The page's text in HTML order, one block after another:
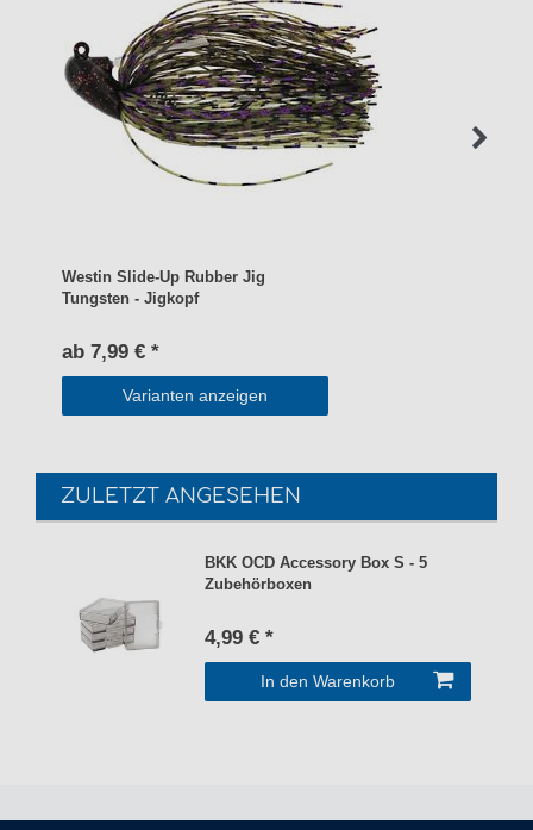
Westin Slide-Up Rubber Jig
Tungsten - Jigkopf
ab 7,99 € *
Varianten anzeigen
ZULETZT ANGESEHEN
BKK OCD Accessory Box S - 5
Zubehörboxen
4,99 € *
In den Warenkorb